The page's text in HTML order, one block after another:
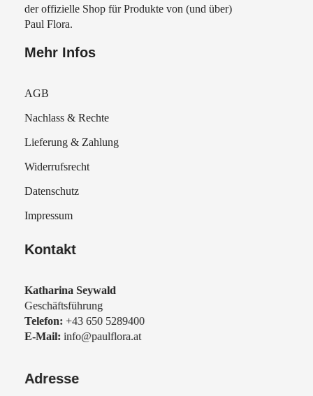
der offizielle Shop für Produkte von (und über)
Paul Flora.
Mehr Infos
AGB
Nachlass & Rechte
Lieferung & Zahlung
Widerrufsrecht
Datenschutz
Impressum
Kontakt
Katharina Seywald
Geschäftsführung
Telefon: +43 650 5289400
E-Mail: info@paulflora.at
Adresse